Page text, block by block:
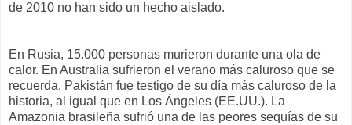
de 2010 no han sido un hecho aislado.
En Rusia, 15.000 personas murieron durante una ola de
calor. En Australia sufrieron el verano más caluroso que se
recuerda. Pakistán fue testigo de su día más caluroso de la
historia, al igual que en Los Ángeles (EE.UU.). La
Amazonia brasileña sufrió una de las peores sequías de su